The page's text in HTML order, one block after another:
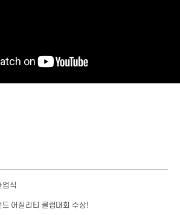
업식
어질리티 클럽대회 수상!